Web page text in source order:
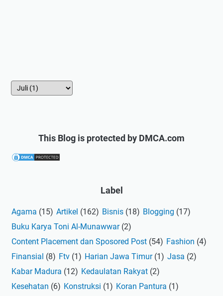
This Blog is protected by DMCA.com
Label
Agama (15) Artikel (162) Bisnis (18) Blogging (17)
Buku Karya Toni Al-Munawwar (2)
Content Placement dan Sposored Post (54) Fashion (4)
Finansial (8) Ftv (1) Harian Jawa Timur (1) Jasa (2)
Kabar Madura (12) Kedaulatan Rakyat (2)
Kesehatan (6) Konstruksi (1) Koran Pantura (1)